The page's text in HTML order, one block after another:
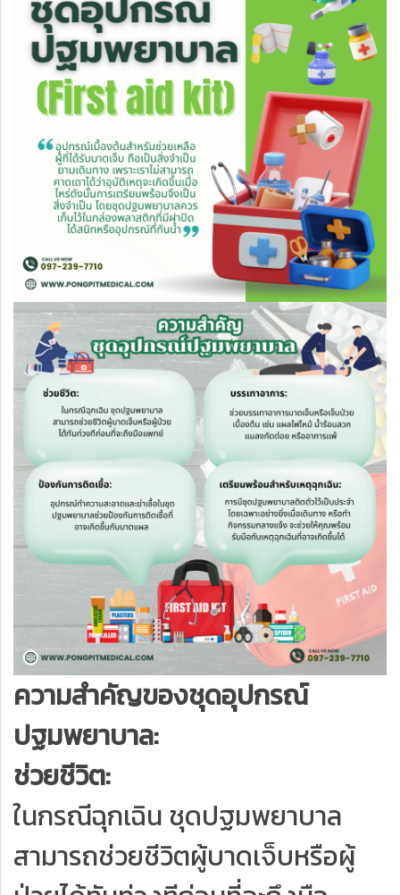
ความสำคัญของชุดอุปกรณ์
ปฐมพยาบาล:
ช่วยชีวิต:
ในกรณีฉุกเฉิน ชุดปฐมพยาบาล
สามารถช่วยชีวิตผู้บาดเจ็บหรือผู้